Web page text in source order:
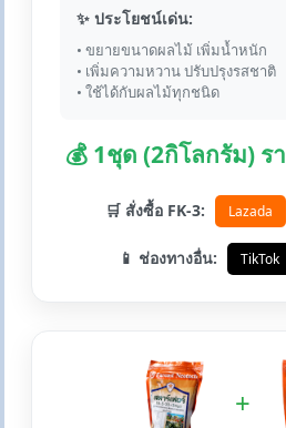
✨ ประโยชน์เด่น:
• ขยายขนาดผลไม้ เพิ่มน้ำหนัก
• เพิ่มความหวาน ปรับปรุงรสชาติ
• ใช้ได้กับผลไม้ทุกชนิด
💰 1ชุด (2กิโลกรัม) ร
🛒 สั่งซื้อ FK-3: Lazada
📱 ช่องทางอื่น: TikTok
+